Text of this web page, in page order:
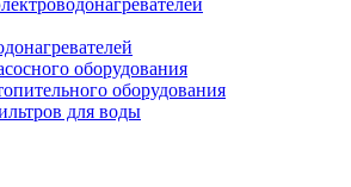
оборудования
оборудования
для воды